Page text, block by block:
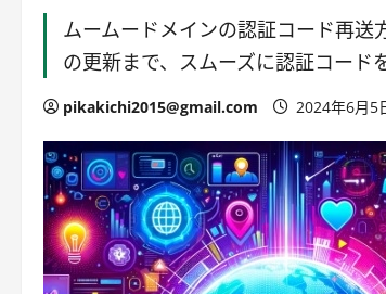
ムームードメインの認証コード再
の更新まで、スムーズに認証コード
pikakichi2015@gmail.com 2024年6月5